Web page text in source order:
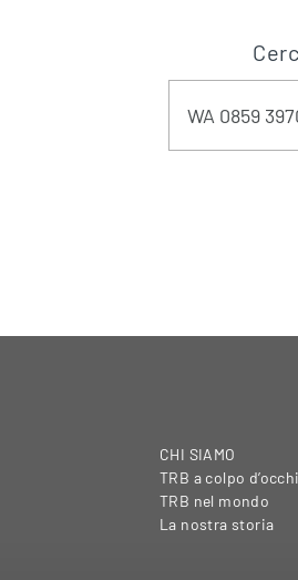
CHI SIAMO
TRB a colpo
TRB nel mondo
La nostra storia